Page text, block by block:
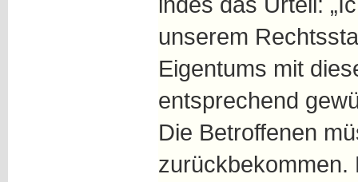
unserem
Eigentums mit
entsprechend
Die Betroffenen
zurückbekommen.